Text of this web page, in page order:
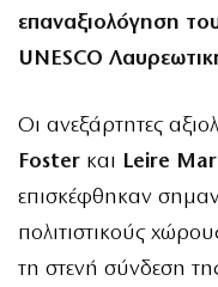
επαναξιολόγηση
UNESCO
Οι ανεξάρτητες
Foster και Leire
επισκέφθηκαν
πολιτιστικούς
τη στενή σύνδεση